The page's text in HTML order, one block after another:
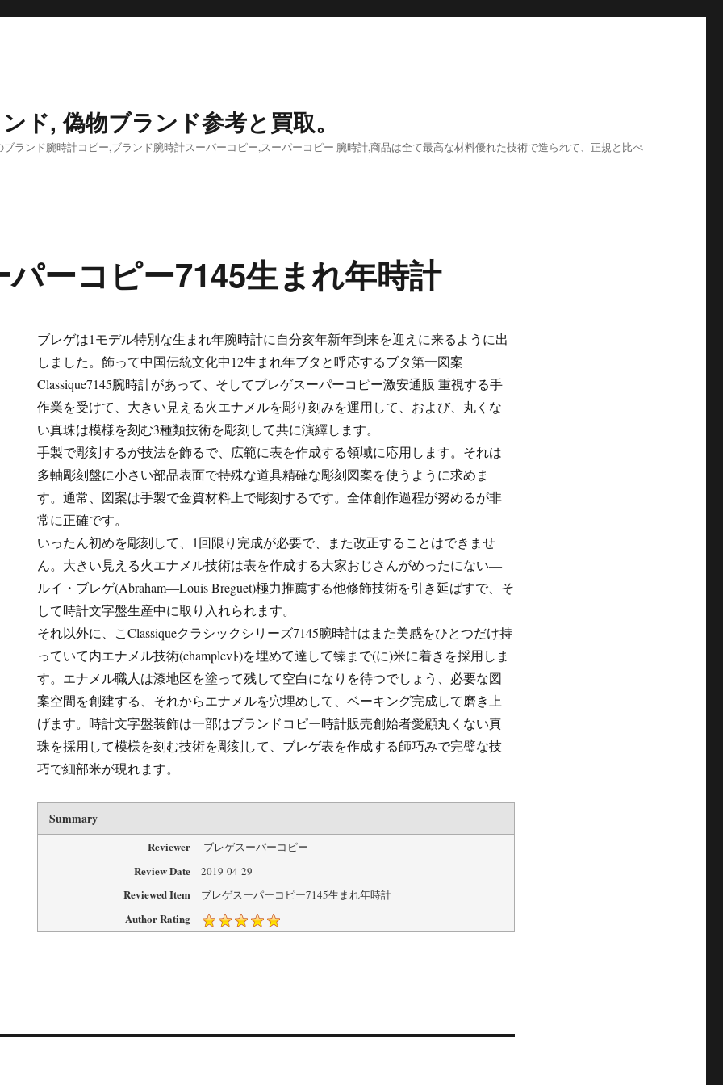
ド, 偽物ブランド参考と買取。
ランド腕時計コピー,ブランド腕時計スーパーコピー,スーパーコピー 腕時計,商品は全て最高な材料優れた技術で造られて、正規と比べ
ーコピー7145生まれ年時計
ブレゲは1モデル特別な生まれ年腕時計に自分亥年新年到来を迎えに来るように出
しました。飾って中国伝統文化中12生まれ年ブタと呼応するブタ第一図案
Classique7145腕時計があって、そしてブレゲスーパーコピー激安通販 重視する手
作業を受けて、大きい見える火エナメルを彫り刻みを運用して、および、丸くな
い真珠は模様を刻む3種類技術を彫刻して共に演繹します。
手製で彫刻するが技法を飾るで、広範に表を作成する領域に応用します。それは
多軸彫刻盤に小さい部品表面で特殊な道具精確な彫刻図案を使うように求めま
す。通常、図案は手製で金質材料上で彫刻するです。全体創作過程が努めるが非
常に正確です。
いったん初めを彫刻して、1回限り完成が必要で、また改正することはできませ
ん。大きい見える火エナメル技術は表を作成する大家おじさんがめったにない―
ルイ・ブレゲ(Abraham―Louis Breguet)極力推薦する他修飾技術を引き延ばすで、そ
して時計文字盤生産中に取り入れられます。
それ以外に、こClassiqueクラシックシリーズ7145腕時計はまた美感をひとつだけ持
っていて内エナメル技術(champlevﾄ)を埋めて達して臻まで(に)米に着きを採用しま
す。エナメル職人は漆地区を塗って残して空白になりを待つでしょう、必要な図
案空間を創建する、それからエナメルを穴埋めして、ベーキング完成して磨き上
げます。時計文字盤装飾は一部はブランドコピー時計販売創始者愛顧丸くない真
珠を採用して模様を刻む技術を彫刻して、ブレゲ表を作成する師巧みで完璧な技
巧で細部米が現れます。
Summary
Reviewer ブレゲスーパーコピー
Review Date 2019-04-29
Reviewed Item ブレゲスーパーコピー7145生まれ年時計
Author Rating